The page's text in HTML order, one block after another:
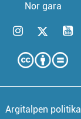
Nor gara
Argitalpen politika